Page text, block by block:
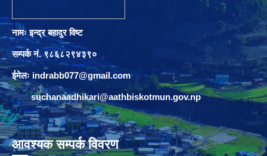
नामः इन्द्र बहादुर विष्ट
सम्पर्क नं. ९८६८२९४३९०
ईमेलः indrabb077@gmail.com
suchanaadhikari@aathbiskotmun.gov.np
आवश्यक सम्पर्क विवरण